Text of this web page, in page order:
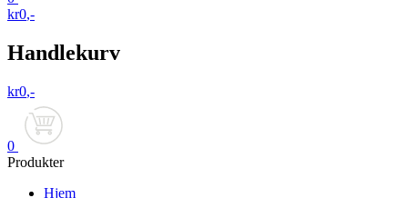
kr0,-
Handlekurv
kr0,-
0
Produkter
Hjem